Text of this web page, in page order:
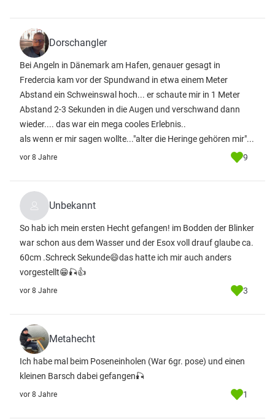
Dorschangler
Bei Angeln in Dänemark am Hafen, genauer gesagt in
Fredercia kam vor der Spundwand in etwa einem Meter
Abstand ein Schweinswal hoch... er schaute mir in 1 Meter
Abstand 2-3 Sekunden in die Augen und verschwand dann
wieder.... das war ein mega cooles Erlebnis..
als wenn er mir sagen wollte..."alter die Heringe gehören mir"...
vor 8 Jahre 9
Unbekannt
So hab ich mein ersten Hecht gefangen! im Bodden der Blinker
war schon aus dem Wasser und der Esox voll drauf glaube ca.
60cm .Schreck Sekunde😄das hatte ich mir auch anders
vorgestellt😁🎣👍
vor 8 Jahre 3
Metahecht
Ich habe mal beim Poseneinholen (War 6gr. pose) und einen
kleinen Barsch dabei gefangen🎣
vor 8 Jahre 1